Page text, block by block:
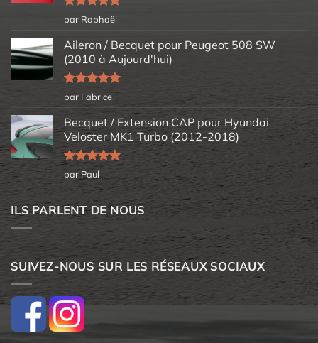
Note5sur
5
par Raphaël
Aileron / Becquet pour Peugeot 508 SW
(2010 à Aujourd'hui)
Note5sur
5
par Fabrice
Becquet / Extension CAP pour Hyundai
Veloster MK1 Turbo (2012-2018)
Note5sur
5
par Paul
ILS PARLENT DE NOUS
SUIVEZ-NOUS SUR LES RÉSEAUX SOCIAUX